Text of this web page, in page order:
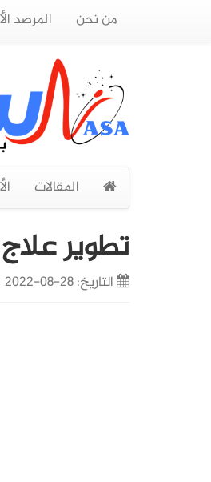
من نحن المرصد
المقالات
تطوير علاج
التاريخ:28-08-2022